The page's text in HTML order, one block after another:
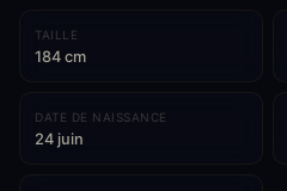
TAILLE
184 cm
DATE DE NAISSANCE
24 juin